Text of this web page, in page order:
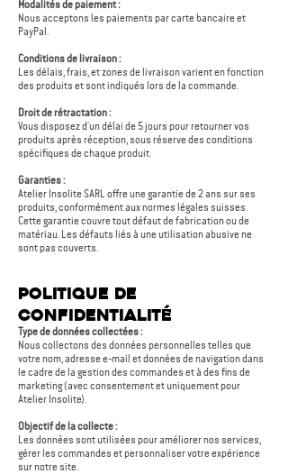
Modalités de paiement :
Nous acceptons les paiements par carte bancaire et
PayPal.​
Conditions de livraison :
Les délais, frais, et zones de livraison varient en fonction
des produits et sont indiqués lors de la commande.
Droit de rétractation :
Vous disposez d'un délai de 5 jours pour retourner vos
produits après réception, sous réserve des conditions
spécifiques de chaque produit.
Garanties :
Atelier Insolite SARL offre une garantie de 2 ans sur ses
produits, conformément aux normes légales suisses.
Cette garantie couvre tout défaut de fabrication ou de
matériau. Les défauts liés à une utilisation abusive ne
sont pas couverts.
Politique de
confidentialité
Type de données collectées :
Nous collectons des données personnelles telles que
votre nom, adresse e-mail et données de navigation dans
le cadre de la gestion des commandes et à des fins de
marketing (avec consentement et uniquement pour
Atelier Insolite).
Objectif de la collecte :
Les données sont utilisées pour améliorer nos services,
gérer les commandes et personnaliser votre expérience
sur notre site.